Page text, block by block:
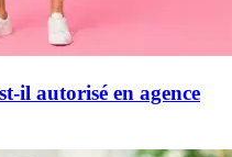
il autorisé en agence